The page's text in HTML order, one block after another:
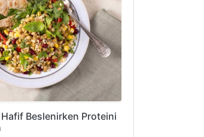
Hafif Beslenirken Proteini